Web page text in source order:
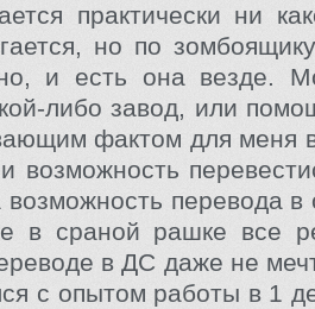
практически ни
но по
и есть она везде.
либо завод, или
фактом для меня
возможность
перевода в
в сраной рашке все
в ДС даже не
с опытом работы в 1